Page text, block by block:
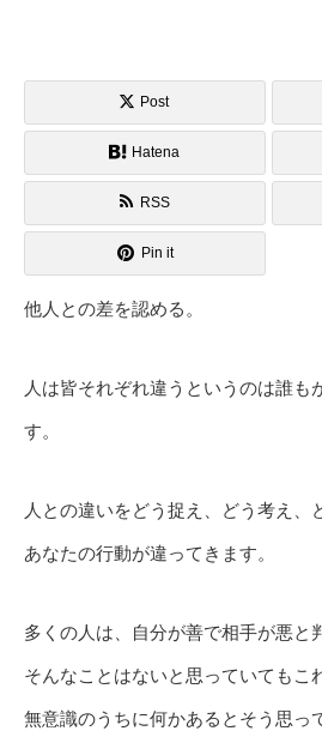
Post
Hatena
RSS
Pin it
他人との差を認める。
人は皆それぞれ違うというのは誰も
す。
人との違いをどう捉え、どう考え、
あなたの行動が違ってきます。
多くの人は、自分が善で相手が悪と
そんなことはないと思っていてもこ
無意識のうちに何かあるとそう思っ